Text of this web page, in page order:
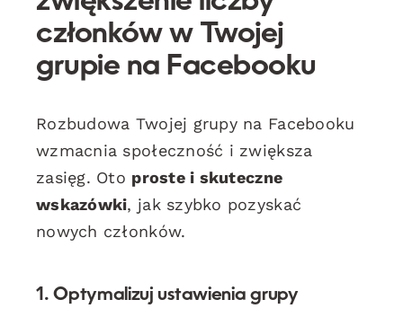
członków w Twojej
grupie na Facebooku
Rozbudowa Twojej grupy na Facebooku
wzmacnia społeczność i zwiększa
zasięg. Oto proste i skuteczne
wskazówki, jak szybko pozyskać
nowych członków.
1. Optymalizuj ustawienia grupy